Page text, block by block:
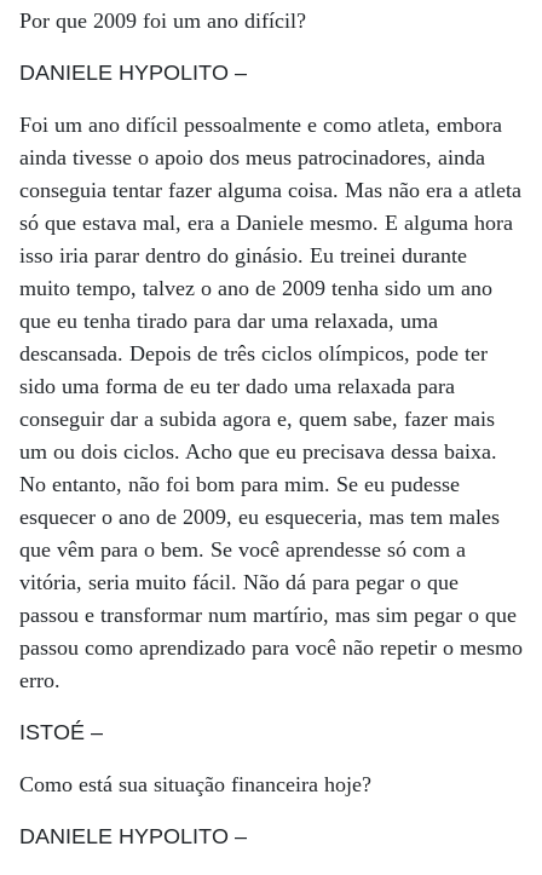
Por que 2009 foi um ano difícil?
DANIELE HYPOLITO –
Foi um ano difícil pessoalmente e como atleta, embora
ainda tivesse o apoio dos meus patrocinadores, ainda
conseguia tentar fazer alguma coisa. Mas não era a atleta
só que estava mal, era a Daniele mesmo. E alguma hora
isso iria parar dentro do ginásio. Eu treinei durante
muito tempo, talvez o ano de 2009 tenha sido um ano
que eu tenha tirado para dar uma relaxada, uma
descansada. Depois de três ciclos olímpicos, pode ter
sido uma forma de eu ter dado uma relaxada para
conseguir dar a subida agora e, quem sabe, fazer mais
um ou dois ciclos. Acho que eu precisava dessa baixa.
No entanto, não foi bom para mim. Se eu pudesse
esquecer o ano de 2009, eu esqueceria, mas tem males
que vêm para o bem. Se você aprendesse só com a
vitória, seria muito fácil. Não dá para pegar o que
passou e transformar num martírio, mas sim pegar o que
passou como aprendizado para você não repetir o mesmo
erro.
ISTOÉ –
Como está sua situação financeira hoje?
DANIELE HYPOLITO –